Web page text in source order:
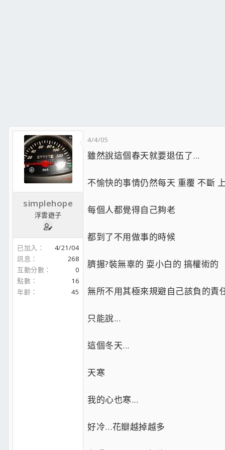
simplehope
浮雲遊子
已加入
4/21/04
訊息
268
互動分數
0
點數
16
年齡
45
4/4/05
雖然說這個春天就要退伍了...
不愉快的事情仍然每天 重覆 不斷
每個人都覺得自己夠老
都到了不用做事的時候
臍搌?裝無辜的 耍小白的 搞權術的
無所不用其極來規避自己該負的責
只能說...
這個冬天...
天寒
我的心也寒...
好冷…花瓣越掉越多